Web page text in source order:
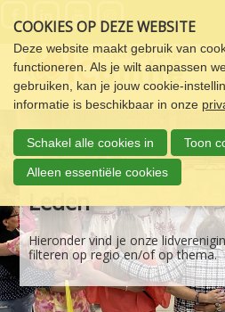
links
over
Spring
naar
de
navigatie
Spring
naar
de
inhoud
COOKIES OP DEZE WEBSITE
Deze website maakt gebruik van
functioneren. Als je wilt aanpassen
gebruiken, kan je jouw cookie-
informatie is beschikbaar in onze
Schakel alle cookies in Toon
Alleen essentiële cookies
Leden
Hieronder vind je onze
filteren op regio en/of op thema.